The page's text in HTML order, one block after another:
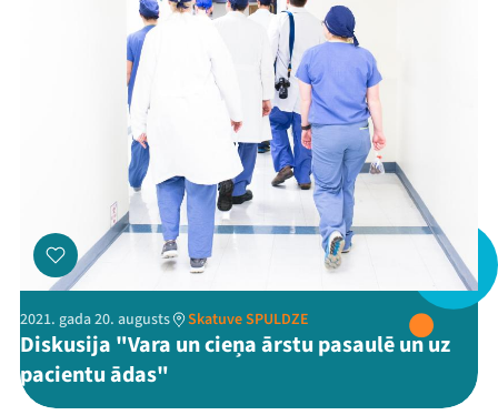
Mana programma
Festivāls
2021. gada 20. augusts Skatuve SPULDZE
Diskusija "Vara un cieņa ārstu pasaulē un uz
pacientu ādas"